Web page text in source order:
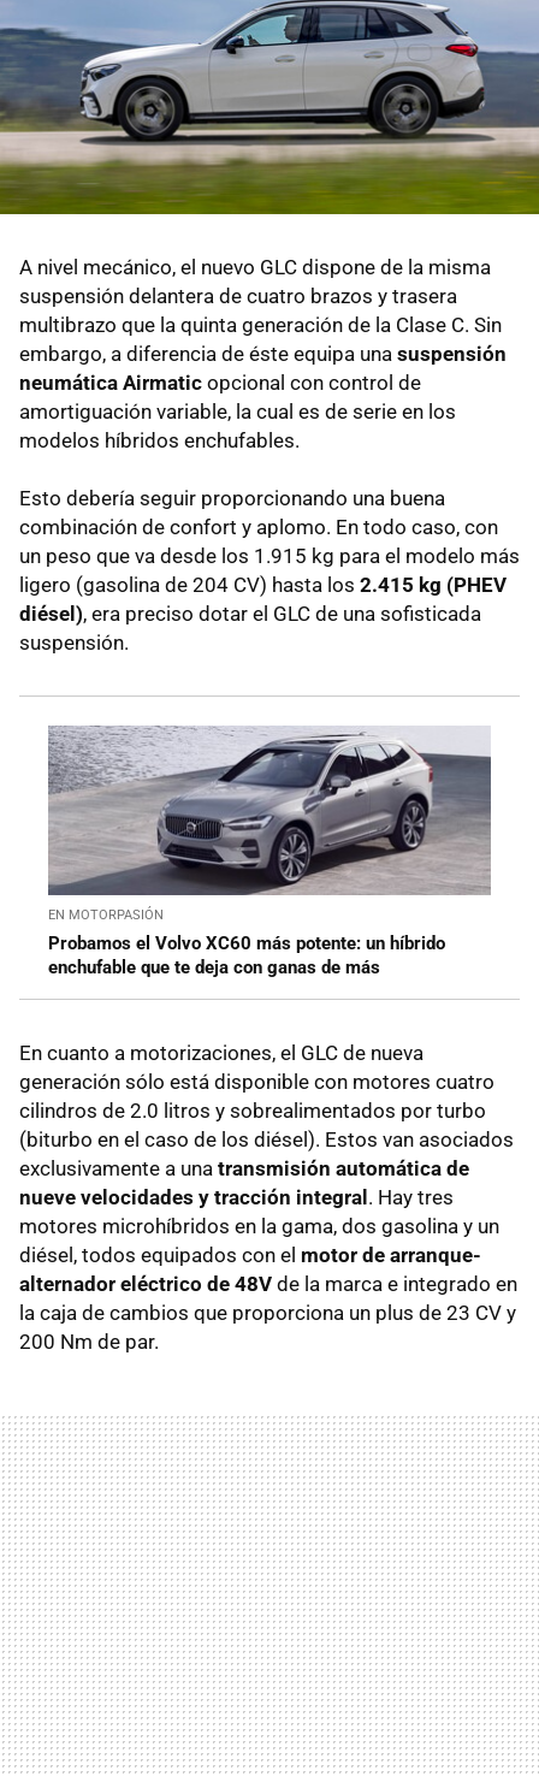
A nivel mecánico, el nuevo GLC dispone de la misma
suspensión delantera de cuatro brazos y trasera
multibrazo que la quinta generación de la Clase C. Sin
embargo, a diferencia de éste equipa una suspensión
neumática Airmatic opcional con control de
amortiguación variable, la cual es de serie en los
modelos híbridos enchufables.
Esto debería seguir proporcionando una buena
combinación de confort y aplomo. En todo caso, con
un peso que va desde los 1.915 kg para el modelo más
ligero (gasolina de 204 CV) hasta los 2.415 kg (PHEV
diésel), era preciso dotar el GLC de una sofisticada
suspensión.
EN MOTORPASIÓN
Probamos el Volvo XC60 más potente: un híbrido
enchufable que te deja con ganas de más
En cuanto a motorizaciones, el GLC de nueva
generación sólo está disponible con motores cuatro
cilindros de 2.0 litros y sobrealimentados por turbo
(biturbo en el caso de los diésel). Estos van asociados
exclusivamente a una transmisión automática de
nueve velocidades y tracción integral . Hay tres
motores microhíbridos en la gama, dos gasolina y un
diésel, todos equipados con el motor de arranque-
alternador eléctrico de 48V de la marca e integrado en
la caja de cambios que proporciona un plus de 23 CV y
200 Nm de par.